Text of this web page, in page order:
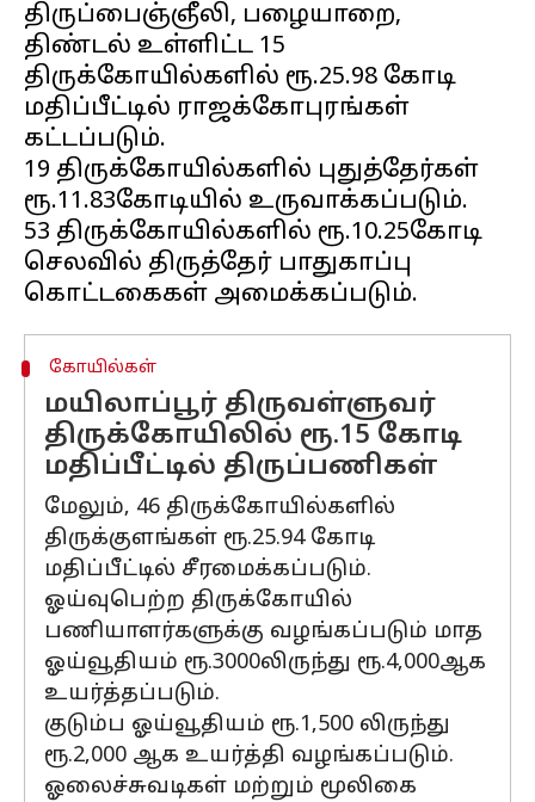
திருப்பைஞ்ஞீலி, பழையாறை,
திண்டல் உள்ளிட்ட 15
திருக்கோயில்களில் ரூ.25.98 கோடி
மதிப்பீட்டில் ராஜக்கோபுரங்கள்
கட்டப்படும்.
19 திருக்கோயில்களில் புதுத்தேர்கள்
ரூ.11.83கோடியில் உருவாக்கப்படும்.
53 திருக்கோயில்களில் ரூ.10.25கோடி
செலவில் திருத்தேர் பாதுகாப்பு
கோயில்கள்
மயிலாப்பூர் திருவள்ளுவர்
திருக்கோயிலில் ரூ.15 கோடி
மதிப்பீட்டில் திருப்பணிகள்
மேலும், 46 திருக்கோயில்களில்
திருக்குளங்கள் ரூ.25.94 கோடி
மதிப்பீட்டில் சீரமைக்கப்படும்.
ஓய்வுபெற்ற திருக்கோயில்
பணியாளர்களுக்கு வழங்கப்படும் மாத
ஓய்வூதியம் ரூ.3000லிருந்து ரூ.4,000ஆக
உயர்த்தப்படும்.
குடும்ப ஓய்வூதியம் ரூ.1,500 லிருந்து
ரூ.2,000 ஆக உயர்த்தி வழங்கப்படும்.
ஓலைச்சுவடிகள் மற்றும் மூலிகை